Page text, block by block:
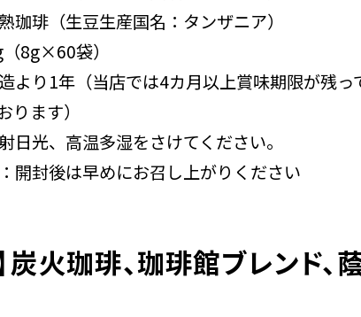
珈琲（生豆生産国名：タンザニア）
8g×60袋）
より1年（当店では4カ月以上賞味期限が残っ
ります）
日光、高温多湿をさけてください。
開封後は早めにお召し上がりください
炭火珈琲、珈琲館ブレンド、